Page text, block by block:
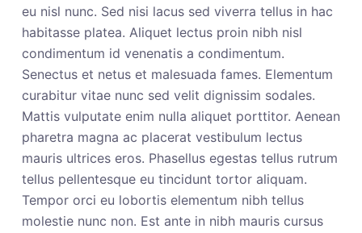
eu nisl nunc. Sed nisi lacus sed viverra tellus in hac
habitasse platea. Aliquet lectus proin nibh nisl
condimentum id venenatis a condimentum.
Senectus et netus et malesuada fames. Elementum
curabitur vitae nunc sed velit dignissim sodales.
Mattis vulputate enim nulla aliquet porttitor. Aenean
pharetra magna ac placerat vestibulum lectus
mauris ultrices eros. Phasellus egestas tellus rutrum
tellus pellentesque eu tincidunt tortor aliquam.
Tempor orci eu lobortis elementum nibh tellus
molestie nunc non. Est ante in nibh mauris cursus